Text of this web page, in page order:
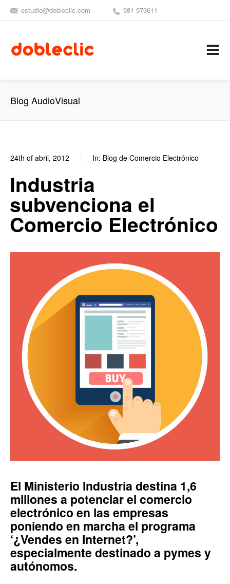
estudio@dobleclic.com 981 973611
Blog AudioVisual
24th of abril, 2012 In: Blog de Comercio Electrónico
Industria
subvenciona el
Comercio Electrónico
El Ministerio Industria destina 1,6
millones a potenciar el comercio
electrónico en las empresas
poniendo en marcha el programa
‘¿Vendes en Internet?’,
especialmente destinado a pymes y
autónomos.